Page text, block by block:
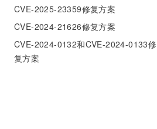
CVE-2025-23359修复方案
CVE-2024-21626修复方案
CVE-2024-0132和CVE-2024-0133修
复方案